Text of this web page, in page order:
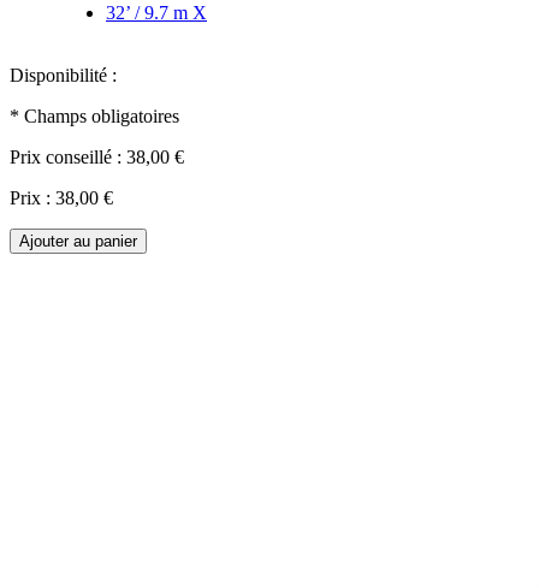
32’ / 9.7 m X
Disponibilité :
* Champs obligatoires
Prix conseillé : 38,00 €
Prix : 38,00 €
Ajouter au panier